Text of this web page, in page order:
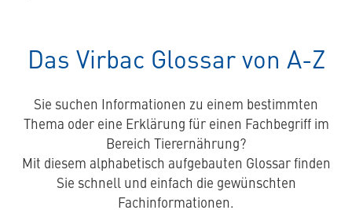
Das Virbac Glossar von A-Z
Sie suchen Informationen zu einem bestimmten
Thema oder eine Erklärung für einen Fachbegriff im
Bereich Tierernährung?
Mit diesem alphabetisch aufgebauten Glossar finden
Sie schnell und einfach die gewünschten
Fachinformationen.